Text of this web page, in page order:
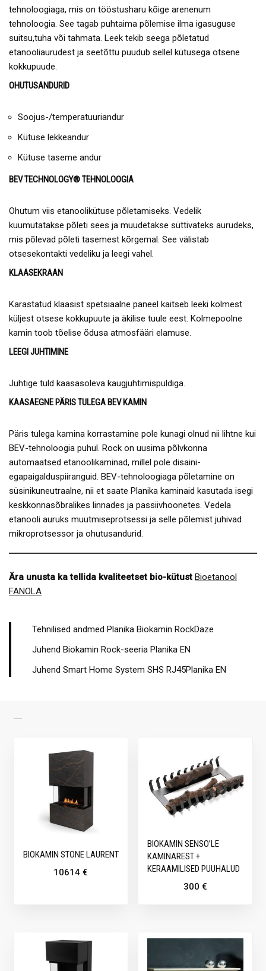
tehnoloogiaga, mis on tööstusharu kõige arenenum
tehnoloogia. See tagab puhtaima põlemise ilma igasuguse
suitsu,tuha või tahmata. Leek tekib seega põletatud
etanooliaurudest ja seetõttu puudub sellel kütusega otsene
kokkupuude.
OHUTUSANDURID
Soojus-/temperatuuriandur
Kütuse lekkeandur
Kütuse taseme andur
BEV TECHNOLOGY® TEHNOLOOGIA
Ohutum viis etanoolikütuse põletamiseks. Vedelik
kuumutatakse põleti sees ja muudetakse süttivateks aurudeks,
mis põlevad põleti tasemest kõrgemal. See välistab
otsesekontakti vedeliku ja leegi vahel.
KLAASEKRAAN
Karastatud klaasist spetsiaalne paneel kaitseb leeki kolmest
küljest otsese kokkupuute ja äkilise tuule eest. Kolmepoolne
kamin toob tõelise õdusa atmosfääri elamuse.
LEEGI JUHTIMINE
Juhtige tuld kaasasoleva kaugjuhtimispuldiga.
KAASAEGNE PÄRIS TULEGA BEV KAMIN
Päris tulega kamina korrastamine pole kunagi olnud nii lihtne kui
BEV-tehnoloogia puhul. Rock on uusima põlvkonna
automaatsed etanoolikaminad, millel pole disaini-
egapaigalduspiiranguid. BEV-tehnoloogiaga põletamine on
süsinikuneutraalne, nii et saate Planika kaminaid kasutada isegi
keskkonnasõbralikes linnades ja passiivhoonetes. Vedela
etanooli auruks muutmiseprotsessi ja selle põlemist juhivad
mikroprotsessor ja ohutusandurid.
Ära unusta ka tellida kvaliteetset bio-kütust Bioetanool
FANOLA
Tehnilised andmed Planika Biokamin RockDaze
Juhend Biokamin Rock-seeria Planika EN
Juhend Smart Home System SHS RJ45Planika EN
BIOKAMIN STONE LAURENT
10614€
BIOKAMIN SENSO’LE
KAMINAREST +
KERAAMILISED PUUHALUD
300 €